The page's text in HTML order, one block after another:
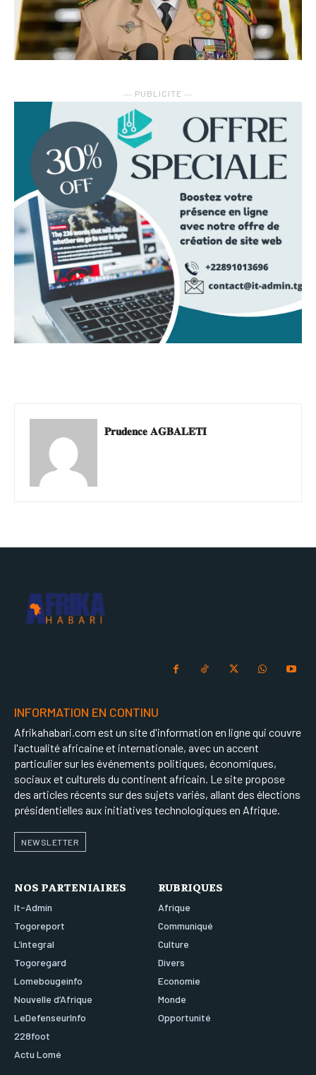
― PUBLICITE ―
𝐏𝐫𝐮𝐝𝐞𝐧𝐜𝐞 𝐀𝐆𝐁𝐀𝐋𝐄𝐓𝐈
INFORMATION EN CONTINU
Afrikahabari.com est un site d'information en ligne qui couvre
l'actualité africaine et internationale, avec un accent
particulier sur les événements politiques, économiques,
sociaux et culturels du continent africain. Le site propose
des articles récents sur des sujets variés, allant des élections
présidentielles aux initiatives technologiques en Afrique.
NEWSLETTER
NOS PARTENIAIRES
It-Admin
Togoreport
L’integral
Togoregard
Lomebougeinfo
Nouvelle d’Afrique
LeDefenseurInfo
228foot
Actu Lomé
RUBRIQUES
Afrique
Communiqué
Culture
Divers
Economie
Monde
Opportunité